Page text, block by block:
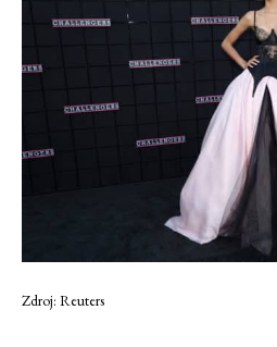
Zdroj: Reuters